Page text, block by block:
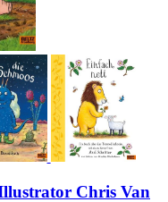
Chris Van